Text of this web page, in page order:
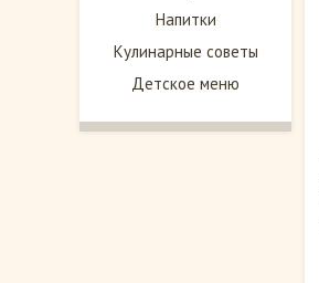
Напитки
Кулинарные советы
Детское меню